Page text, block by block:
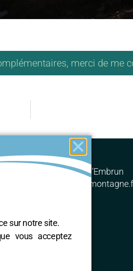
merci de me
AzurMontagne
05200 Saint-André-d’Embrun
– eMail:
RUIZ-SIALVE
sur notre site.
vous acceptez